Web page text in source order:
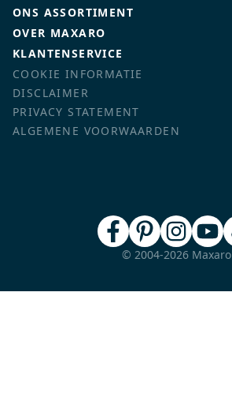
ONS ASSORTIMENT
OVER MAXARO
KLANTENSERVICE
COOKIE INFORMATIE
DISCLAIMER
PRIVACY STATEMENT
ALGEMENE VOORWAARDEN
© 2004-2026 Maxaro